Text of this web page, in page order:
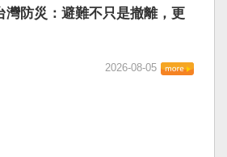
灣防災：避難不只是撤離，更
2026-08-05